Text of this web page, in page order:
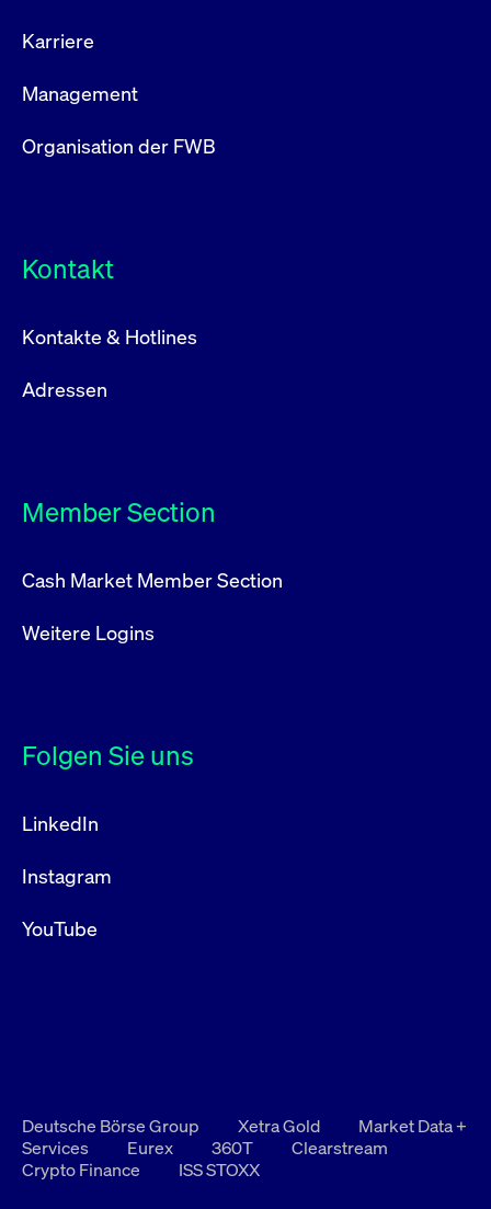
Karriere
Management
Organisation der FWB
Kontakt
Kontakte & Hotlines
Adressen
Member Section
Cash Market Member Section
Weitere Logins
Folgen Sie uns
LinkedIn
Instagram
YouTube
Deutsche Börse Group Xetra Gold
Market Data +
Services
Eurex 360T
Clearstream
Crypto Finance
ISS STOXX